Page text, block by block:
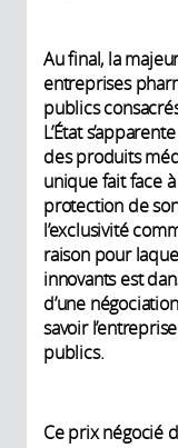
Au final, la
entreprises
publics
L’État
des produits
unique fait face
protection de
l’exclusivité
raison pour
innovants est
d’une
savoir
publics.
Ce prix négocié